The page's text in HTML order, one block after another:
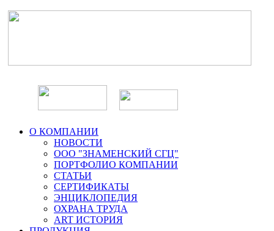
О КОМПАНИИ
НОВОСТИ
ООО "ЗНАМЕНСКИЙ СГЦ"
ПОРТФОЛИО КОМПАНИИ
СТАТЬИ
СЕРТИФИКАТЫ
ЭНЦИКЛОПЕДИЯ
ОХРАНА ТРУДА
ART ИСТОРИЯ